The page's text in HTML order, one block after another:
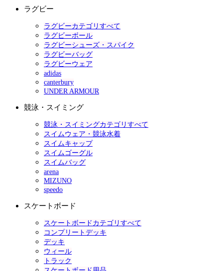
ラグビー
ラグビーカテゴリすべて
ラグビーボール
ラグビーシューズ・スパイク
ラグビーバッグ
ラグビーウェア
adidas
canterbury
UNDER ARMOUR
競泳・スイミング
競泳・スイミングカテゴリすべて
スイムウェア・競泳水着
スイムキャップ
スイムゴーグル
スイムバッグ
arena
MIZUNO
speedo
スケートボード
スケートボードカテゴリすべて
コンプリートデッキ
デッキ
ウィール
トラック